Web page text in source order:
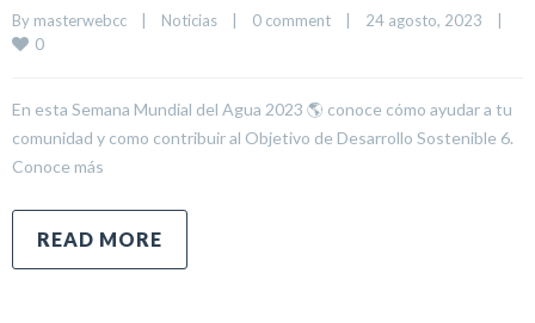
By masterwebcc Noticias 0 comment 24 agosto, 2023
0
En esta Semana Mundial del Agua 2023 🌎 conoce cómo ayudar a tu
comunidad y como contribuir al Objetivo de Desarrollo Sostenible 6.
Conoce más
READ MORE